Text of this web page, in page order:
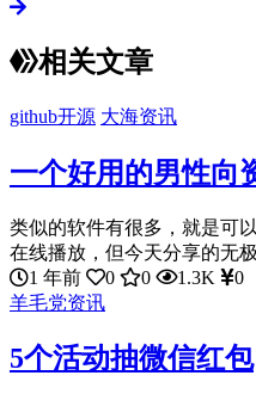
相关文章
github开源 大海资讯
一个好用的男性向
类似的软件有很多，就是可
在线播放，但今天分享的无
1 年前
0 0 1.3K
0
羊毛党资讯
5个活动抽微信红包